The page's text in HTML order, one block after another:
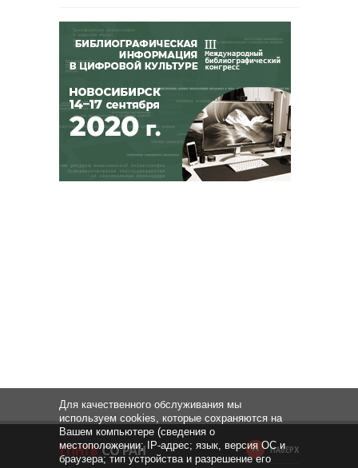
НАВЕРХ
Для качественного обслуживания мы
используем cookies, которые сохраняются на
Вашем компьютере (сведения о
местоположении; IP-адрес; язык, версия ОС и
браузера; тип устройства и разрешение его